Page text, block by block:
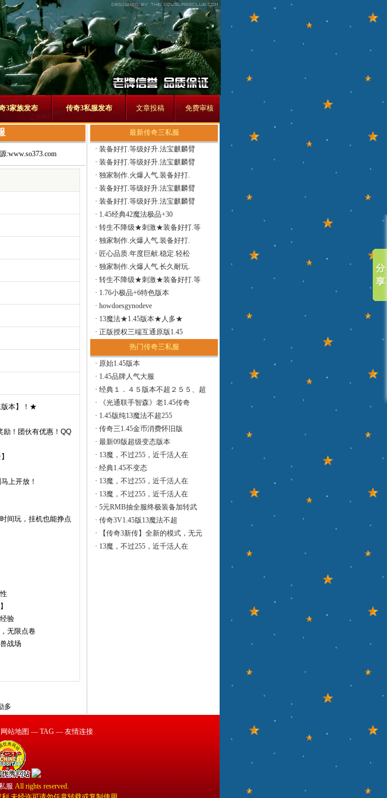
3家族发布 传奇3私服发布 文章投稿 免费审核
:www.so373.com
版本】！★
励！团伙有优惠！QQ
上开放！
间玩，挂机也能挣点
验
无限点卷
战场
多
最新传奇三私服
· 装备好打.等级好升.法宝麒麟臂
· 装备好打.等级好升.法宝麒麟臂
· 独家制作.火爆人气.装备好打.
· 装备好打.等级好升.法宝麒麟臂
· 装备好打.等级好升.法宝麒麟臂
· 1.45经典42魔法极品+30
· 转生不降级★刺激★装备好打.等
· 独家制作.火爆人气.装备好打.
· 匠心品质.年度巨献.稳定.轻松
· 独家制作.火爆人气.长久耐玩.
· 转生不降级★刺激★装备好打.等
· 1.76小极品+6特色版本
· howdoesgynodeve
· 13魔法★1.45版本★人多★
· 正版授权三端互通原版1.45
热门传奇三私服
· 原始1.45版本
· 1.45品牌人气大服
· 经典１．４５版本不超２５５、超
·
《光通联手智森》老1.45传奇
· 1.45版纯13魔法不超255
· 传奇三1.45金币消费怀旧版
· 最新09版超级变态版本
· 13魔，不过255，近千活人在
· 经典1.45不变态
· 13魔，不过255，近千活人在
· 13魔，不过255，近千活人在
· 5元RMB抽全服终极装备加转武
· 传奇3V1.45版13魔法不超
·
【传奇3新传】全新的模式，无元
· 13魔，不过255，近千活人在
网站地图 —TAG —友情连接
服All rights reserved.